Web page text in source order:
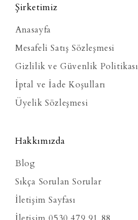
Şirketimiz
Anasayfa
Mesafeli Satış Sözleşmesi
Gizlilik ve Güvenlik Politikası
İptal ve İade Koşulları
Üyelik Sözleşmesi
Hakkımızda
Blog
Sıkça Sorulan Sorular
İletişim Sayfası